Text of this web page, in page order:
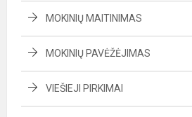
MOKINIŲ MAITINIMAS
MOKINIŲ PAVĖŽĖJIMAS
VIEŠIEJI PIRKIMAI